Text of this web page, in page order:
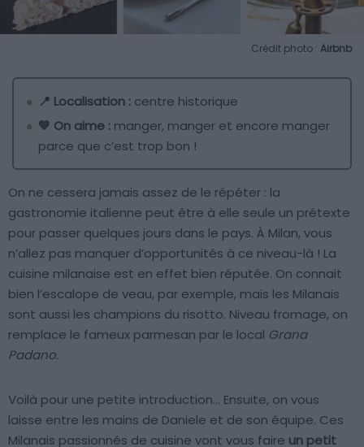
Crédit photo : Airbnb
📍 Localisation : centre historique
💙 On aime : manger, manger et encore manger
parce que c’est trop bon !
On ne cessera jamais assez de le répéter : la
gastronomie italienne peut être à elle seule un prétexte
pour passer quelques jours dans le pays. À Milan, vous
n’allez pas manquer d’opportunités à ce niveau-là ! La
cuisine milanaise est en effet bien réputée. On connait
bien l’escalope de veau, par exemple, mais les Milanais
sont aussi les champions du risotto. Niveau fromage, on
remplace le fameux parmesan par le local Grana
Padano.
Voilà pour une petite introduction… Ensuite, on vous
laisse entre les mains de Daniele et de son équipe. Ces
Milanais passionnés de cuisine vont vous faire un petit